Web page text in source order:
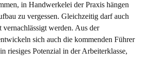
in Handwerkelei der Praxis hängen
zu vergessen. Gleichzeitig darf auch
vernachlässigt werden. Aus der
sich auch die kommenden Führer
riesiges Potenzial in der Arbeiterklasse,